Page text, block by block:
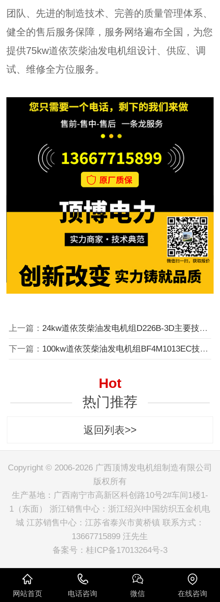
团队、先进的制造技术、完善的质量管理体系、
健全的售后服务保障，服务网络遍布全国，为您
提供75kw道依茨柴油发电机组设计、供应、调
试、维修全方位服务。
上一篇： 24kw道依茨柴油发电机组D226B-3D主要技术参数
下一篇： 100kw道依茨柴油发电机组BF4M1013EC技术参数
Hot
热门推荐
返回列表>>
Copyright © 2006-2026 广西顶博发电机组制造有限公司
版权所有
生产基地：广西南宁市高新区科创路10号2#车间1楼1-
1（东面） 浙江销售中心：浙江绍兴l中国纺织五金机电
城 江苏销售中心：江苏省泰兴市黄桥镇 联系方式：
13667715899 汪先生
备案号： 桂ICP备17013264号-3
网站首页 电话咨询 微信 在线咨询